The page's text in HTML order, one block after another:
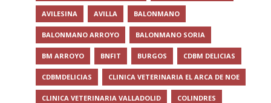
AVILESINA AVILLA BALONMANO
BALONMANO ARROYO BALONMANO SORIA
BM ARROYO BNFIT BURGOS CDBM DELICIAS
CDBMDELICIAS CLINICA VETERINARIA EL ARCA DE NOE
CLINICA VETERINARIA VALLADOLID COLINDRES